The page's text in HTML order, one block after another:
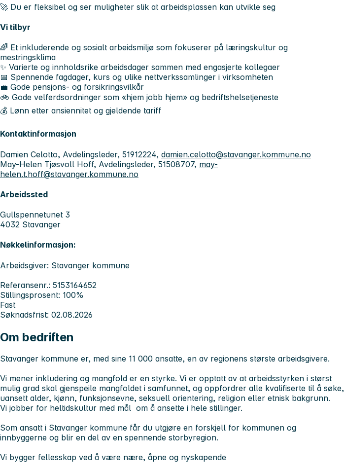
🚀 Du er fleksibel og ser muligheter slik at arbeidsplassen kan utvikle seg
Vi tilbyr
🌈 Et inkluderende og sosialt arbeidsmiljø som fokuserer på læringskultur og
mestringsklima
✨ Varierte og innholdsrike arbeidsdager sammen med engasjerte kollegaer
📅 Spennende fagdager, kurs og ulike nettverkssamlinger i virksomheten
💼 Gode pensjons- og forsikringsvilkår
🚲 Gode velferdsordninger som «hjem jobb hjem» og bedriftshelsetjeneste
💰 Lønn etter ansiennitet og gjeldende tariff
Kontaktinformasjon
Damien Celotto, Avdelingsleder, 51912224, damien.celotto@stavanger.kommune.no
May-Helen Tjøsvoll Hoff, Avdelingsleder, 51508707, may-
helen.t.hoff@stavanger.kommune.no
Arbeidssted
Gullspennetunet 3
4032 Stavanger
Nøkkelinformasjon:
Arbeidsgiver: Stavanger kommune
Referansenr.: 5153164652
Stillingsprosent: 100%
Fast
Søknadsfrist: 02.08.2026
Om bedriften
Stavanger kommune er, med sine 11 000 ansatte, en av regionens største arbeidsgivere.
Vi mener inkludering og mangfold er en styrke. Vi er opptatt av at arbeidsstyrken i størst
mulig grad skal gjenspeile mangfoldet i samfunnet, og oppfordrer alle kvalifiserte til å søke,
uansett alder, kjønn, funksjonsevne, seksuell orientering, religion eller etnisk bakgrunn.
Vi jobber for heltidskultur med mål om å ansette i hele stillinger.
Som ansatt i Stavanger kommune får du utgjøre en forskjell for kommunen og
innbyggerne og blir en del av en spennende storbyregion.
Vi bygger fellesskap ved å være nære, åpne og nyskapende